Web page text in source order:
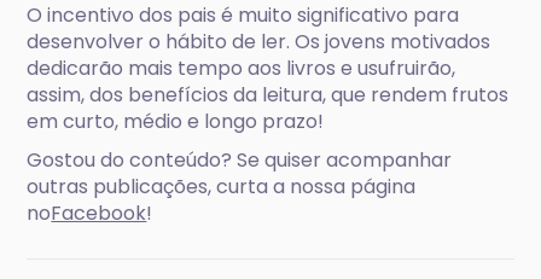
O incentivo dos pais é muito significativo para
desenvolver o hábito de ler. Os jovens motivados
dedicarão mais tempo aos livros e usufruirão,
assim, dos benefícios da leitura, que rendem frutos
em curto, médio e longo prazo!
Gostou do conteúdo? Se quiser acompanhar
outras publicações, curta a nossa página
noFacebook!